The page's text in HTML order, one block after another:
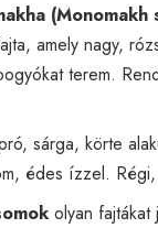
(Monomakh
amely nagy,
terem.
sárga, körte
édes ízzel.
olyan